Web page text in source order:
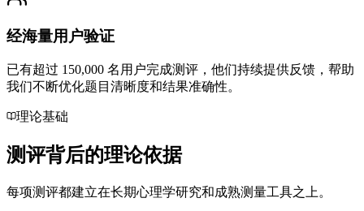
经海量用户验证
已有超过 150,000 名用户完成测评，他们持续提供反馈，帮助
我们不断优化题目清晰度和结果准确性。
理论基础
测评背后的理论依据
每项测评都建立在长期心理学研究和成熟测量工具之上。